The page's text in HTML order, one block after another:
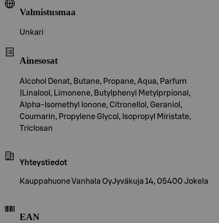
Valmistusmaa
Unkari
Ainesosat
Alcohol Denat, Butane, Propane, Aqua, Parfum
|Linalool, Limonene, Butylphenyl Metylprpional,
Alpha-Isomethyl Ionone, Citronellol, Geraniol,
Coumarin, Propylene Glycol, Isopropyl Miristate,
Triclosan
Yhteystiedot
Kauppahuone Vanhala OyJyväkuja 14, 05400 Jokela
EAN